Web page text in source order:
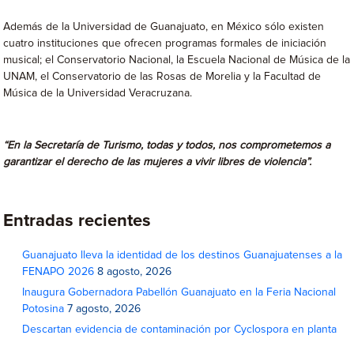
Además de la Universidad de Guanajuato, en México sólo existen
cuatro instituciones que ofrecen programas formales de iniciación
musical; el Conservatorio Nacional, la Escuela Nacional de Música de la
UNAM, el Conservatorio de las Rosas de Morelia y la Facultad de
Música de la Universidad Veracruzana.
“En la Secretaría de Turismo, todas y todos, nos comprometemos a
garantizar el derecho de las mujeres a vivir libres de violencia”.
Entradas recientes
Guanajuato lleva la identidad de los destinos Guanajuatenses a la
FENAPO 2026 8 agosto, 2026
Inaugura Gobernadora Pabellón Guanajuato en la Feria Nacional
Potosina 7 agosto, 2026
Descartan evidencia de contaminación por Cyclospora en planta